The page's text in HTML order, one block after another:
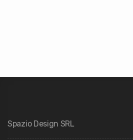
Spazio Design SRL